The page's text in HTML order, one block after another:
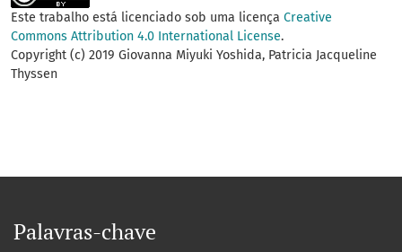
Este trabalho está licenciado sob uma licença Creative
Commons Attribution 4.0 International License.
Copyright (c) 2019 Giovanna Miyuki Yoshida, Patricia Jacqueline
Thyssen
Palavras-chave